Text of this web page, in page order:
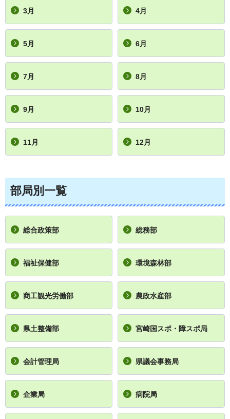
3月 4月
5月 6月
7月 8月
9月 10月
11月 12月
部局別一覧
総合政策部 総務部
福祉保健部 環境森林部
商工観光労働部 農政水産部
県土整備部 宮崎国スポ・障スポ局
会計管理局 県議会事務局
企業局 病院局